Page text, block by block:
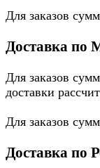
Для заказов
Доставка по
Для заказов
доставки
Для заказов
Доставка по